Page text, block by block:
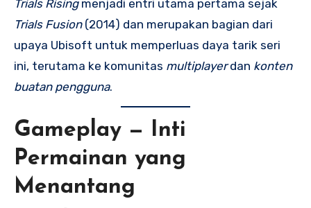
Trials Risingmenjadi entri utama pertama sejak
Trials Fusion(2014) dan merupakan bagian dari
upaya Ubisoft untuk memperluas daya tarik seri
ini, terutama ke komunitas multiplayerdan konten
buatan pengguna.
Gameplay — Inti
Permainan yang
Menantang